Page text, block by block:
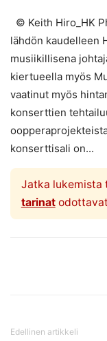
© Keith Hiro_HK
lähdön kaudelleen
musiikillisena
kiertueella myös
vaatinut myös
konserttien
konserttisali on...
Jatka lukemista
tarinat
Edellinen artikkeli